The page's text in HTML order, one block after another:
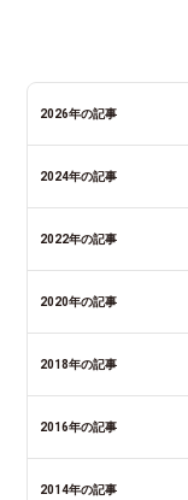
2026年の記事
2024年の記事
2022年の記事
2020年の記事
2018年の記事
2016年の記事
2014年の記事